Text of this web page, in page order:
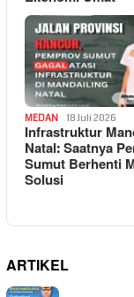
MEDAN 18 Juli 2026
Infrastruktur
Natal: Saatnya
Sumut Berhenti
Solusi
ARTIKEL